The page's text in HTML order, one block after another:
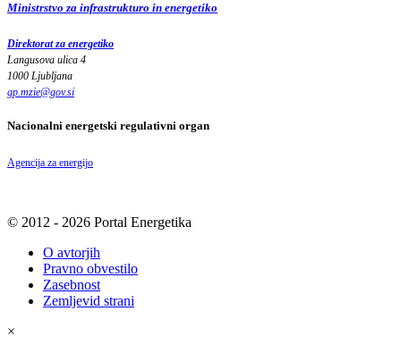
Ministrstvo za infrastrukturo in energetiko
Direktorat za energetiko
Langusova ulica 4
1000 Ljubljana
gp.mzie@gov.si
Nacionalni energetski regulativni organ
Agencija za energijo
© 2012 - 2026 Portal Energetika
O avtorjih
Pravno obvestilo
Zasebnost
Zemljevid strani
×